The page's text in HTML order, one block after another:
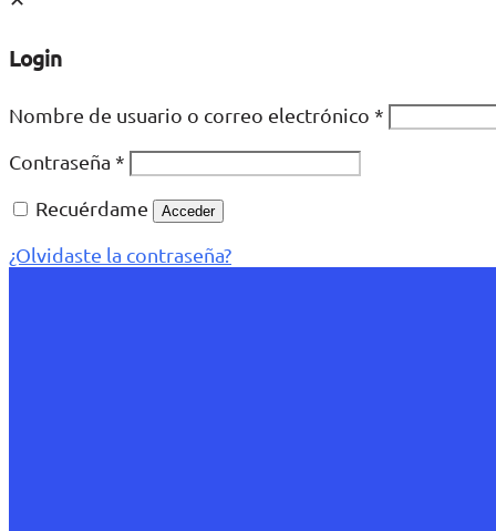
Login
Nombre de usuario o correo electrónico *
Contraseña *
Recuérdame
Acceder
¿Olvidaste la contraseña?